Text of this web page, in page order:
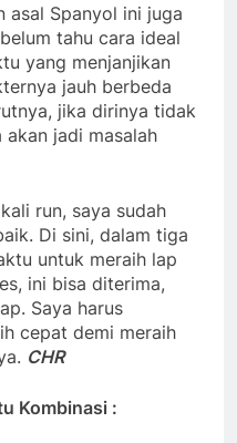
asal Spanyol ini juga
tahu cara ideal
yang menjanjikan
jauh berbeda
jika dirinya tidak
akan jadi masalah
run, saya sudah
Di sini, dalam tiga
untuk meraih lap
ini bisa diterima,
Saya harus
cepat demi meraih
CHR
Kombinasi :